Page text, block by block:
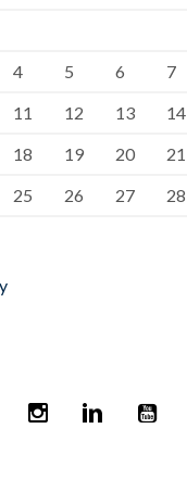
4 5 6 7
11 12 13 14
18 19 20 21
25 26 27 28